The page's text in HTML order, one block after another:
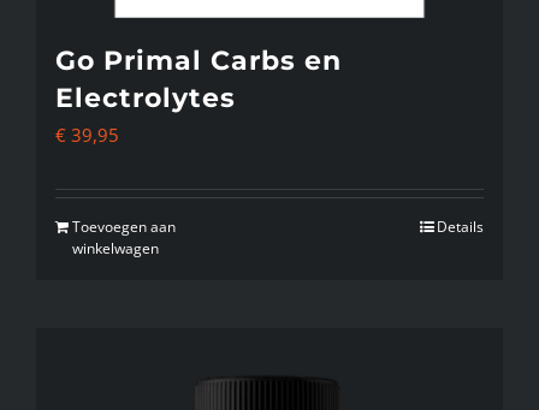
Go Primal Carbs en
Electrolytes
€ 39,95
Toevoegen aan
winkelwagen
Details